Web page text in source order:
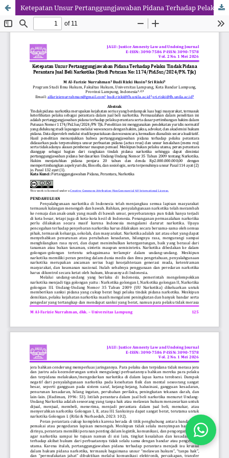
Ketepatan Unsur Pertanggungjawaban Pidana Terhadap Pelaku Tindak Pidana Perantara Jual Beli Narkotika (Studi Putusan No: 1174/Pid.Sus/2024/PN. Tjk)